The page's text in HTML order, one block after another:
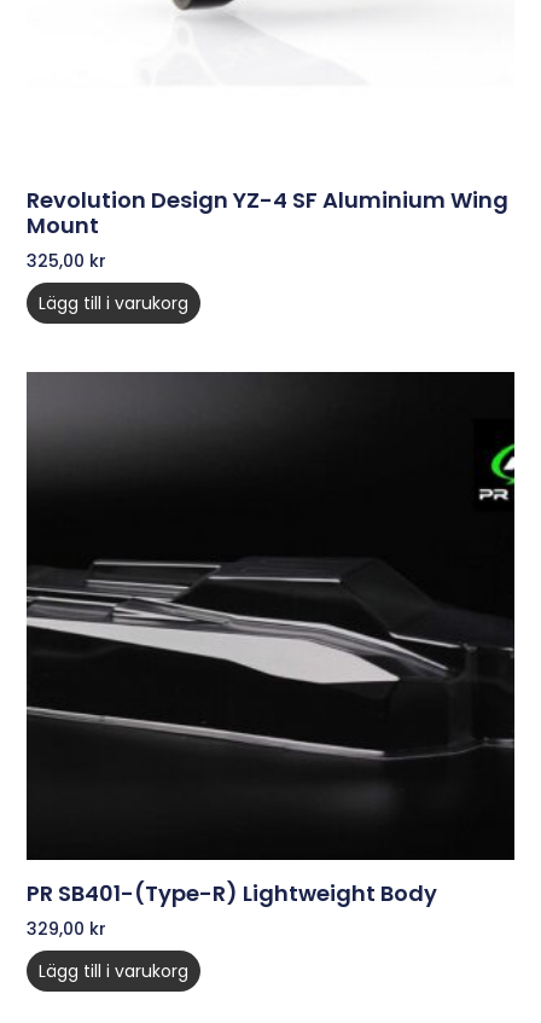
Revolution Design YZ-4 SF Aluminium Wing
Mount
325,00 kr
Lägg till i varukorg
PR SB401-(Type-R) Lightweight Body
329,00 kr
Lägg till i varukorg